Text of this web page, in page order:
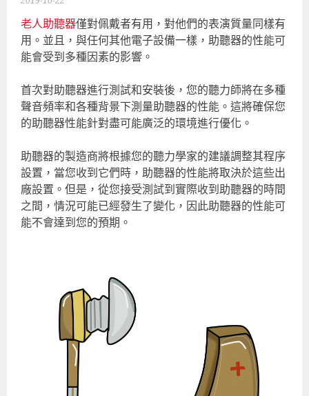
老人助聽器僅對佩戴者有用，對他們的表演質量同樣有
用。並且，與任何其他電子設備一樣，助聽器的性能可
能會受到多種因素的影響。
首次對助聽器進行測試和安裝後，您的聽力師將在多種
聲音頻率和各種背景下測量助聽器的性能。這將確保您
的助聽器性能針對盡可能廣泛的環境進行優化。
助聽器的製造商將根據您的聽力學家的建議調整其程序
設置，當您收到它們時，助聽器的性能將取決於這些出
廠設置。但是，從您接受測試到實際收到助聽器的時間
之間，情況可能已經發生了變化，因此助聽器的性能可
能不會達到您的預期。